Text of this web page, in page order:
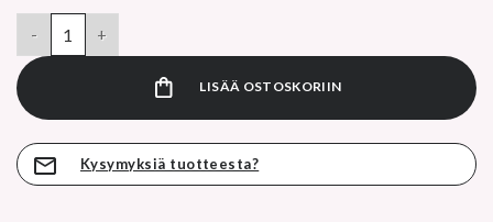
LISÄÄ OSTOSKORIIN
Kysymyksiä tuotteesta?